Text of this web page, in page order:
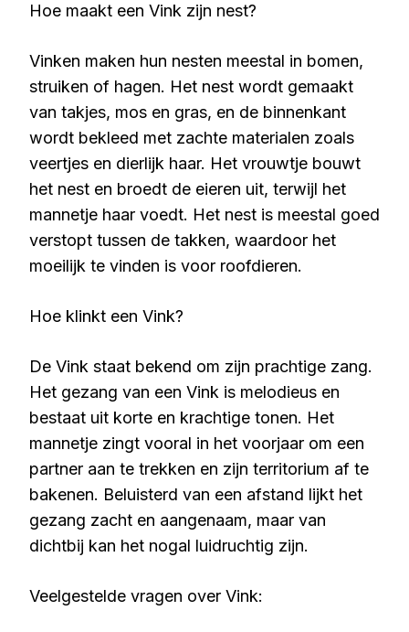
Hoe maakt een Vink zijn nest?
Vinken maken hun nesten meestal in bomen,
struiken of hagen. Het nest wordt gemaakt
van takjes, mos en gras, en de binnenkant
wordt bekleed met zachte materialen zoals
veertjes en dierlijk haar. Het vrouwtje bouwt
het nest en broedt de eieren uit, terwijl het
mannetje haar voedt. Het nest is meestal goed
verstopt tussen de takken, waardoor het
moeilijk te vinden is voor roofdieren.
Hoe klinkt een Vink?
De Vink staat bekend om zijn prachtige zang.
Het gezang van een Vink is melodieus en
bestaat uit korte en krachtige tonen. Het
mannetje zingt vooral in het voorjaar om een
partner aan te trekken en zijn territorium af te
bakenen. Beluisterd van een afstand lijkt het
gezang zacht en aangenaam, maar van
dichtbij kan het nogal luidruchtig zijn.
Veelgestelde vragen over Vink: